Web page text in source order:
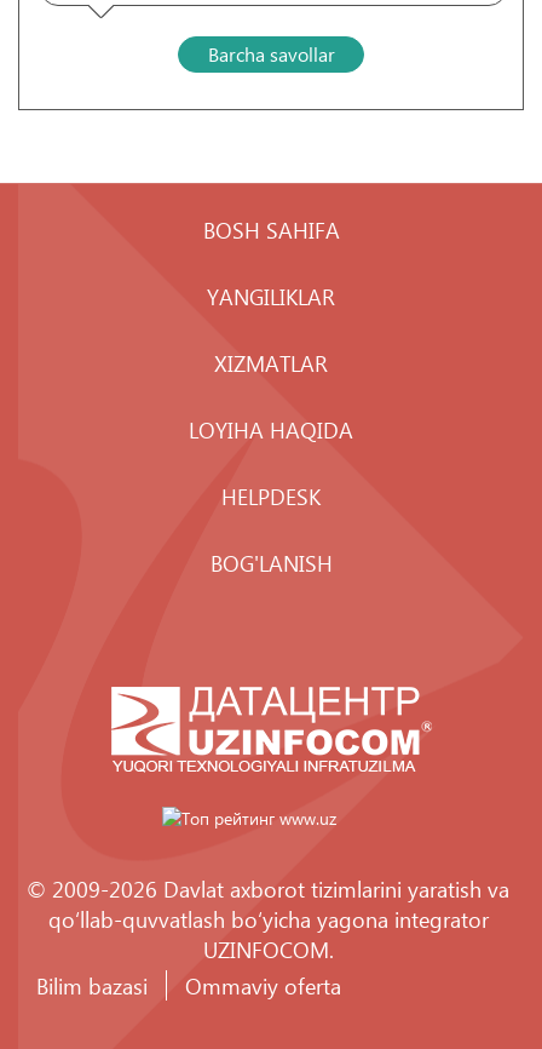
Barcha savollar
BOSH SAHIFA
YANGILIKLAR
XIZMATLAR
LOYIHA HAQIDA
HELPDESK
BOG'LANISH
© 2009-2026 Davlat axborot tizimlarini yaratish va
qo‘llab-quvvatlash bo‘yicha yagona integrator
UZINFOCOM.
Bilim bazasi
Ommaviy oferta